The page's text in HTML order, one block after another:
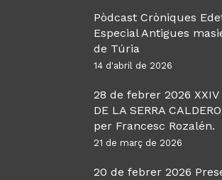
Pòdcast Cròniques
Especial Antigues
de Túria
14 d'abril de 2026
28 de febrer 2026 XXIV
DE LA SERRA
per Francesc Rozalén.
21 de març de 2026
20 de febrer 2026